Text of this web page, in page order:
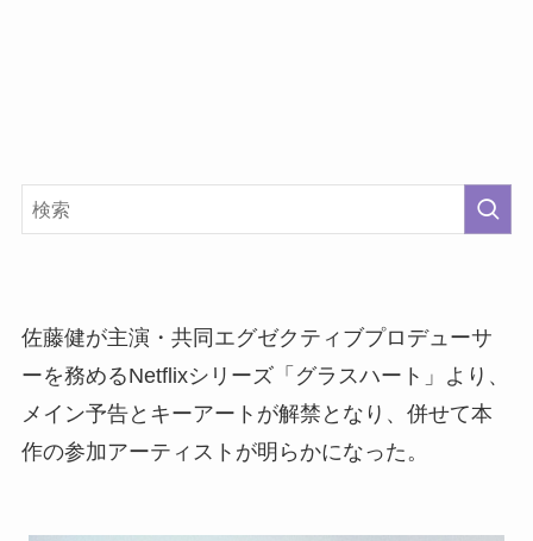
佐藤健が主演・共同エグゼクティブプロデューサ
ーを務めるNetflixシリーズ「グラスハート」より、
メイン予告とキーアートが解禁となり、併せて本
作の参加アーティストが明らかになった。